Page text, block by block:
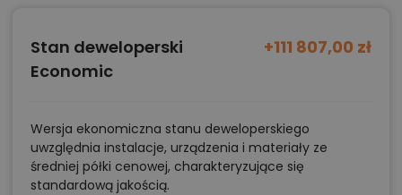
Stan deweloperski
Economic
+111 807,00 zł
Wersja ekonomiczna stanu deweloperskiego
uwzględnia instalacje, urządzenia i materiały ze
średniej półki cenowej, charakteryzujące się
standardową jakością.